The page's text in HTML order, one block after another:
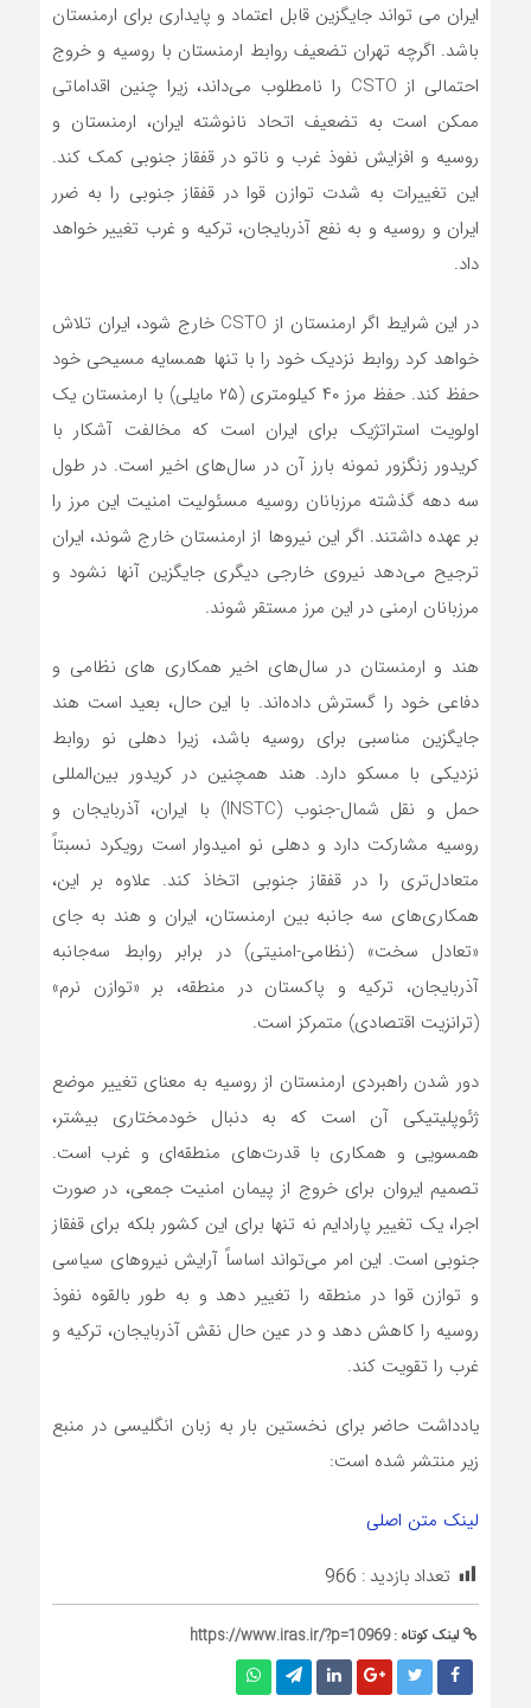
ایران می تواند جایگزین قابل اعتماد و پایداری برای ارمنستان
باشد. اگرچه تهران تضعیف روابط ارمنستان با روسیه و خروج
احتمالی از CSTO را نامطلوب می‌داند، زیرا چنین اقداماتی
ممکن است به تضعیف اتحاد نانوشته ایران، ارمنستان و
روسیه و افزایش نفوذ غرب و ناتو در قفقاز جنوبی کمک کند.
این تغییرات به شدت توازن قوا در قفقاز جنوبی را به ضرر
ایران و روسیه و به نفع آذربایجان، ترکیه و غرب تغییر خواهد
داد.
در این شرایط اگر ارمنستان از CSTO خارج شود، ایران تلاش
خواهد کرد روابط نزدیک خود را با تنها همسایه مسیحی خود
حفظ کند. حفظ مرز ۴۰ کیلومتری (۲۵ مایلی) با ارمنستان یک
اولویت استراتژیک برای ایران است که مخالفت آشکار با
کریدور زنگزور نمونه بارز آن در سال‌های اخیر است. در طول
سه دهه گذشته مرزبانان روسیه مسئولیت امنیت این مرز را
بر عهده داشتند. اگر این نیروها از ارمنستان خارج شوند، ایران
ترجیح می‌دهد نیروی خارجی دیگری جایگزین آنها نشود و
مرزبانان ارمنی در این مرز مستقر شوند.
هند و ارمنستان در سال‌های اخیر همکاری های نظامی و
دفاعی خود را گسترش داده‌اند. با این حال، بعید است هند
جایگزین مناسبی برای روسیه باشد، زیرا دهلی نو روابط
نزدیکی با مسکو دارد. هند همچنین در کریدور بین‌المللی
حمل و نقل شمال-جنوب (INSTC) با ایران، آذربایجان و
روسیه مشارکت دارد و دهلی نو امیدوار است رویکرد نسبتاً
متعادل‌تری را در قفقاز جنوبی اتخاذ کند. علاوه بر این،
همکاری‌های سه جانبه بین ارمنستان، ایران و هند به جای
«تعادل سخت» (نظامی-امنیتی) در برابر روابط سه‌جانبه
آذربایجان، ترکیه و پاکستان در منطقه، بر «توازن نرم»
(ترانزیت اقتصادی) متمرکز است.
دور شدن راهبردی ارمنستان از روسیه به معنای تغییر موضع
ژئوپلیتیکی آن است که به دنبال خودمختاری بیشتر،
همسویی و همکاری با قدرت‌های منطقه‌ای و غرب است.
تصمیم ایروان برای خروج از پیمان امنیت جمعی، در صورت
اجرا، یک تغییر پارادایم نه تنها برای این کشور بلکه برای قفقاز
جنوبی است. این امر می‌تواند اساساً آرایش نیروهای سیاسی
و توازن قوا در منطقه را تغییر دهد و به طور بالقوه نفوذ
روسیه را کاهش دهد و در عین حال نقش آذربایجان، ترکیه و
غرب را تقویت کند.
یادداشت حاضر برای نخستین بار به زبان انگلیسی در منبع
زیر منتشر شده است:
لینک متن اصلی
تعداد بازدید : 966
لینک کوتاه :https://www.iras.ir/?p=10969